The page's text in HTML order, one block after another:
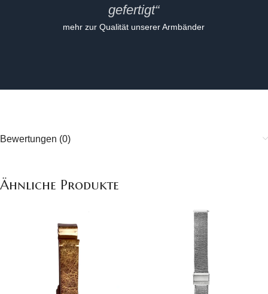
gefertigt“
mehr zur Qualität unserer Armbänder
Bewertungen (0)
Ähnliche Produkte